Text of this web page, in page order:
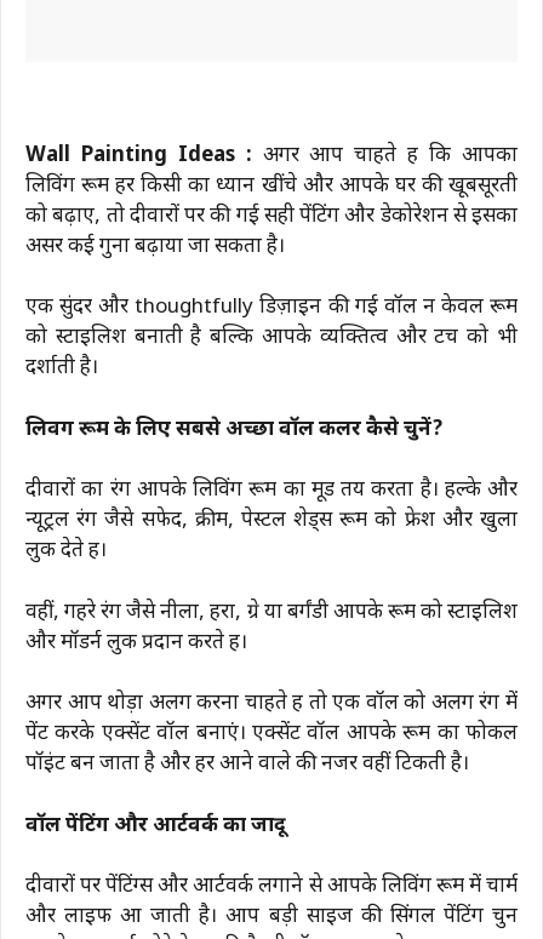
Wall Painting Ideas : अगर आप चाहते हैं कि आपका
लिविंग रूम हर किसी का ध्यान खींचे और आपके घर की खूबसूरती
को बढ़ाए, तो दीवारों पर की गई सही पेंटिंग और डेकोरेशन से इसका
असर कई गुना बढ़ाया जा सकता है।
एक सुंदर और thoughtfully डिज़ाइन की गई वॉल न केवल रूम
को स्टाइलिश बनाती है बल्कि आपके व्यक्तित्व और टच को भी
दर्शाती है।
लिविंग रूम के लिए सबसे अच्छा वॉल कलर कैसे चुनें?
दीवारों का रंग आपके लिविंग रूम का मूड तय करता है। हल्के और
न्यूट्रल रंग जैसे सफेद, क्रीम, पेस्टल शेड्स रूम को फ्रेश और खुला
लुक देते हैं।
वहीं, गहरे रंग जैसे नीला, हरा, ग्रे या बर्गंडी आपके रूम को स्टाइलिश
और मॉडर्न लुक प्रदान करते हैं।
अगर आप थोड़ा अलग करना चाहते हैं तो एक वॉल को अलग रंग में
पेंट करके एक्सेंट वॉल बनाएं। एक्सेंट वॉल आपके रूम का फोकल
पॉइंट बन जाता है और हर आने वाले की नजर वहीं टिकती है।
वॉल पेंटिंग और आर्टवर्क का जादू
दीवारों पर पेंटिंग्स और आर्टवर्क लगाने से आपके लिविंग रूम में चार्म
और लाइफ आ जाती है। आप बड़ी साइज की सिंगल पेंटिंग चुन